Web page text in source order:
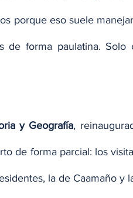
porque eso suele
de forma paulatina. Solo
y Geografía,
de forma parcial: los
la de Caamaño y